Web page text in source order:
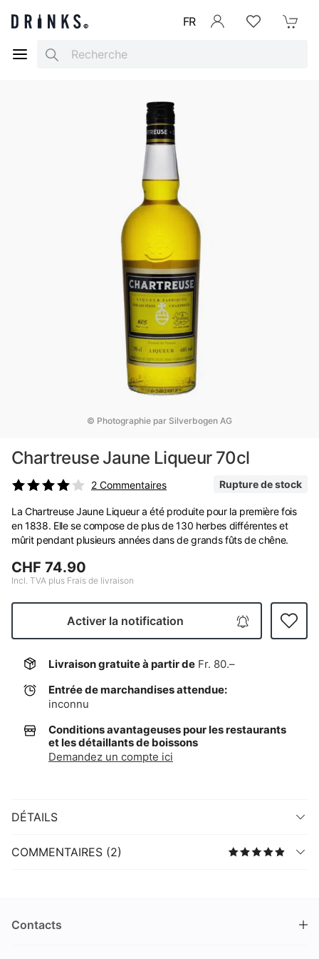
FR
Search
© Photographie par Silverbogen AG
Chartreuse Jaune Liqueur 70cl
2 Commentaires Rupture de stock
La Chartreuse Jaune Liqueur a été produite pour la première fois
en 1838. Elle se compose de plus de 130 herbes différentes et
mûrit pendant plusieurs années dans de grands fûts de chêne.
CHF 74.90
Incl. TVA plus Frais de livraison
Activer la notification
Livraison gratuite à partir de Fr. 80.–
Entrée de marchandises attendue:
inconnu
Conditions avantageuses pour les restaurants
et les détaillants de boissons
Demandez un compte ici
DÉTAILS
COMMENTAIRES (2)
Contacts